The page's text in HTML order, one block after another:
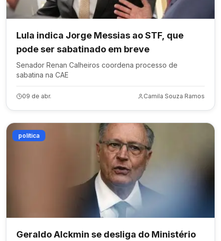
Lula indica Jorge Messias ao STF, que
pode ser sabatinado em breve
Senador Renan Calheiros coordena processo de
sabatina na CAE
09 de abr. Camila Souza Ramos
política
Geraldo Alckmin se desliga do Ministério